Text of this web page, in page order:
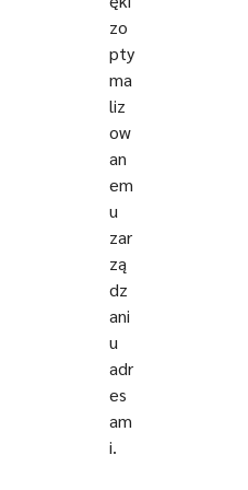
zo
pty
ma
liz
ow
an
em
u
zar
zą
dz
ani
u
adr
es
am
i.